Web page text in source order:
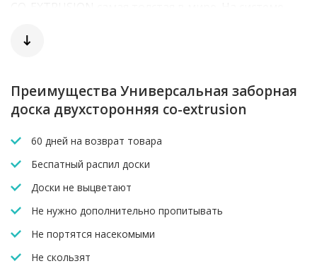
мм. Усиленные высокопрочные профили
Преимущества Универсальная заборная
доска двухсторонняя co-extrusion
60 дней на возврат товара
Беспатный распил доски
Доски не выцветают
Не нужно дополнительно пропитывать
Не портятся насекомыми
Не скользят